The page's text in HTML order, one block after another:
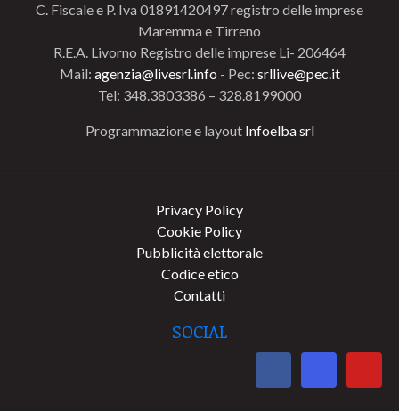
C. Fiscale e P. Iva 01891420497 registro delle imprese
Maremma e Tirreno
R.E.A. Livorno Registro delle imprese Li- 206464
Mail: agenzia@livesrl.info - Pec: srllive@pec.it
Tel: 348.3803386 – 328.8199000
Programmazione e layout Infoelba srl
Privacy Policy
Cookie Policy
Pubblicità elettorale
Codice etico
Contatti
SOCIAL